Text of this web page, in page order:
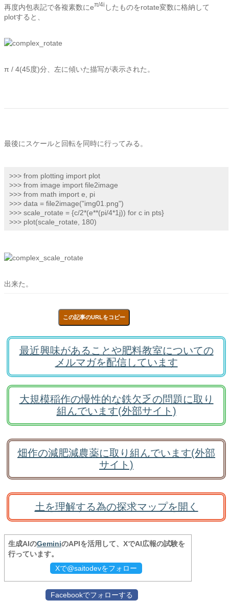
再度内包表記で各複素数にeπ/4i したものをrotate変数に格納して
plotすると、
π / 4(45度)分、左に傾いた描写が表示された。
最後にスケールと回転を同時に行ってみる。
>>> from plotting import plot
>>> from image import file2image
>>> from math import e, pi
>>> data = file2image("img01.png")
>>> scale_rotate = {c/2*(e**(pi/4*1j)) for c in pts}
>>> plot(scale_rotate, 180)
出来た。
この記事のURLをコピー
最近興味があることや肥料教室についての
メルマガを配信しています
大規模稲作の慢性的な鉄欠乏の問題に取り
組んでいます(外部サイト)
畑作の減肥減農薬に取り組んでいます(外部
サイト)
土を理解する為の探求マップを開く
生成AIのGeminiのAPIを活用して、XでAI広報の試験を
行っています。
Xで@saitodevをフォロー
Facebookでフォローする